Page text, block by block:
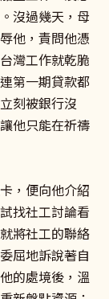
沒過幾天，母
他，責問他憑
灣工作就乾脆
第一期貸款都
刻被銀行沒
他只能在祈禱
，便向他介紹
找社工討論看
將社工的聯絡
屈地訴說著自
的處境後，溫